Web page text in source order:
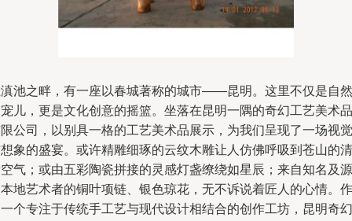
池之畔，有一座以春城著称的城市——昆明。这里不仅是自然
儿，更是文化创意的摇篮。坐落在昆明一隅的奇幻工艺美术品
公司，以别具一格的工艺美术品展示，为我们呈现了一场视觉
象的盛宴。或许精雕细琢的云纹木雕让人仿佛呼吸到苍山的清
气；或由五彩陶瓷拼接的灵感灯盏缭绕如星辰；来自知名及源
地艺术者的铜叶项链、银色琼花，无不诉说着匠人的心情。作
个专注于传统手工艺与现代设计相结合的创作工坊，昆明奇幻